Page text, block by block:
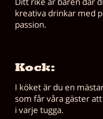
kreativa drinkar med
passion.
Kock:
I köket är du en
som får våra gäster
i varje tugga.